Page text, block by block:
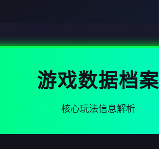
游戏数据档案
核心玩法信息解析